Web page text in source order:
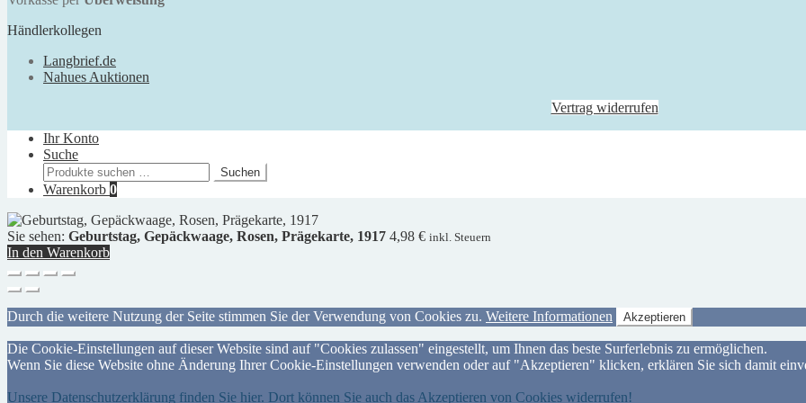
Händlerkollegen
Langbrief.de
Nahues Auktionen
Vertrag widerrufen
Ihr Konto
Suche
Suchen
nach:
Suchen
Warenkorb 0
Sie sehen: Geburtstag, Gepäckwaage, Rosen, Prägekarte, 1917 4,98 € inkl. Steuern
In den Warenkorb
Durch die weitere Nutzung der Seite stimmen Sie der Verwendung von Cookies zu. Weitere Informationen Akzeptieren
Die Cookie-Einstellungen auf dieser Website sind auf "Cookies zulassen" eingestellt, um Ihnen das beste Surferlebnis zu ermöglichen.
Wenn Sie diese Website ohne Änderung Ihrer Cookie-Einstellungen verwenden oder auf "Akzeptieren" klicken, erklären Sie sich damit
Unsere Datenschutzerklärung finden Sie hier. Dort können Sie auch das Akzeptieren von Cookies widerrufen!